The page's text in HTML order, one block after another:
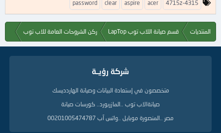
ل
م
4715z-4315
acer
aspire
clear
password
المنتديات قسم صيانة اللاب توب LapTop ركن الشروحات العامة للاب توب
شركة رؤيــة
متخصصون في إستعادة البيانات وصيانة الهاردديسك
صيانةالاب توب ..المازربورد.. كورسات صيانة
مصر ..المنصورة موبايل ..واتس آب 00201005474787